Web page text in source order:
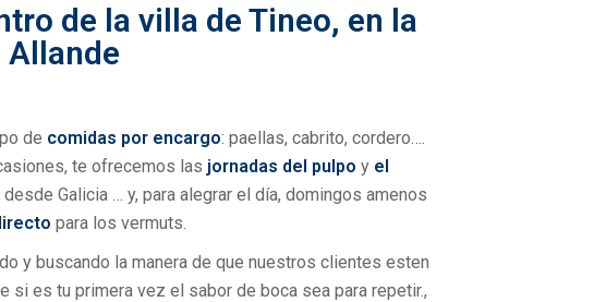
de la villa de Tineo, en la
Allande
de comidas por encargo: paellas, cabrito, cordero….
te ofrecemos las jornadas del pulpo y el
Galicia … y, para alegrar el día, domingos amenos
para los vermuts.
y buscando la manera de que nuestros clientes esten
si es tu primera vez el sabor de boca sea para repetir.,